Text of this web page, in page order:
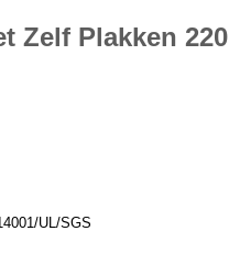
Zelf Plakken 220
UL/SGS